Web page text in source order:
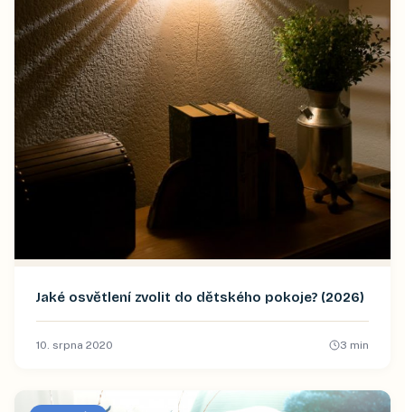
Jaké osvětlení zvolit do dětského pokoje? (2026)
10. srpna 2020 3 min